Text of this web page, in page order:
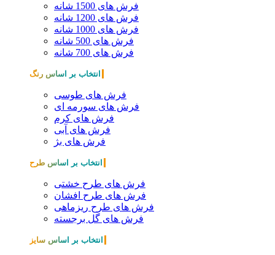
فرش های 1500 شانه
فرش های 1200 شانه
فرش های 1000 شانه
فرش های 500 شانه
فرش های 700 شانه
انتخاب بر اساس رنگ
فرش های طوسی
فرش های سورمه ای
فرش های کرم
فرش های آبی
فرش های بژ
انتخاب بر اساس طرح
فرش های طرح خشتی
فرش های طرح افشان
فرش های طرح ریزماهی
فرش های گل برجسته
انتخاب بر اساس سایز